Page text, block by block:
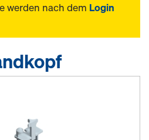
werden nach dem Login